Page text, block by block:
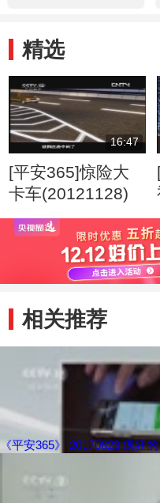
精选
16:47
[平安365]惊险大
卡车(20121128)
相关推荐
《平安365》 20170823 疯狂